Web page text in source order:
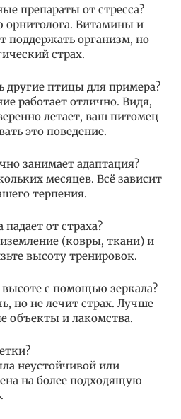
препараты от стресса?
орнитолога. Витамины и
поддержать организм, но
страх.
другие птицы для примера?
работает отлично. Видя,
летает, ваш питомец
это поведение.
занимает адаптация?
месяцев. Всё зависит
терпения.
от страха?
(ковры, ткани) и
высоту тренировок.
с помощью зеркала?
но не лечит страх. Лучше
объекты и лакомства.
неустойчивой или
на более подходящую